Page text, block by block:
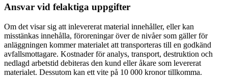
Ansvar vid felaktiga uppgifter
Om det visar sig att inlevererat material innehåller, eller kan
misstänkas innehålla, föroreningar över de nivåer som gäller för
anläggningen kommer materialet att transporteras till en godkänd
avfallsmottagare. Kostnader för analys, transport, destruktion och
nedlagd arbetstid debiteras den kund eller åkare som levererat
materialet. Dessutom kan ett vite på 10 000 kronor tillkomma.